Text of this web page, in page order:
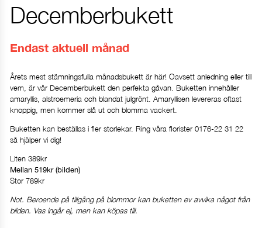
Decemberbukett
Endast aktuell månad
Årets mest stämningsfulla månadsbukett är här! Oavsett anledning eller till
vem, är vår Decemberbukett den perfekta gåvan. Buketten innehåller
amaryllis, alstroemeria och blandat julgrönt. Amaryllisen levereras oftast
knoppig, men kommer slå ut och blomma vackert.
Buketten kan beställas i fler storlekar. Ring våra florister 0176-22 31 22
så hjälper vi dig!
Liten 389kr
Mellan 519kr (bilden)
Stor 789kr
Not. Beroende på tillgång på blommor kan buketten ev avvika något från
bilden. Vas ingår ej, men kan köpas till.